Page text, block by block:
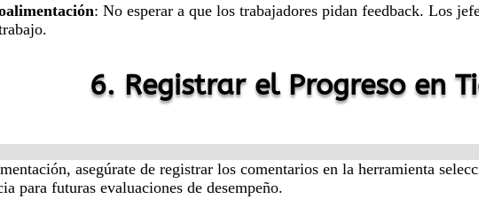
: No esperar a que los trabajadores pidan feedback. Los
6. Registrar el Progreso en
asegúrate de registrar los comentarios en la herramienta
para futuras evaluaciones de desempeño.